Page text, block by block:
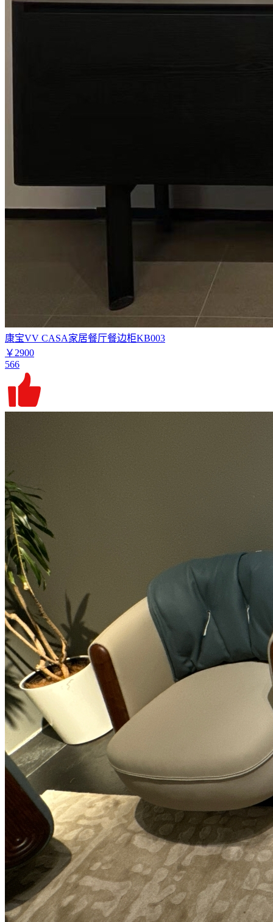
康宝VV CASA家居餐厅餐边柜KB003
￥2900
566